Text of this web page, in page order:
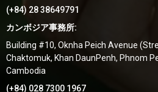
(+84) 28 38649791
カンボジア事務所:
Building #10, Oknha Peich Avenue
Chaktomuk, Khan DaunPenh, Phnom
Cambodia
(+84) 028 7300 1967